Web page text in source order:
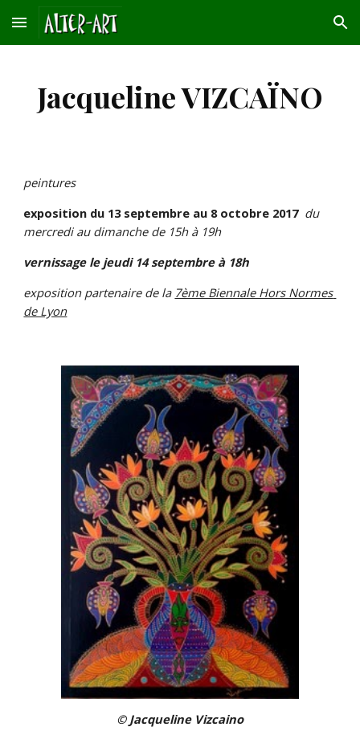
Skip to main content Skip to navigation
Jacqueline VIZCAÏNO
peintures
exposition du 13 septembre au 8 octobre 2017 du
mercredi au dimanche de 15h à 19h
vernissage le jeudi 14 septembre à 18h
exposition partenaire de la 7ème Biennale Hors Normes
de Lyon
© Jacqueline Vizcaino